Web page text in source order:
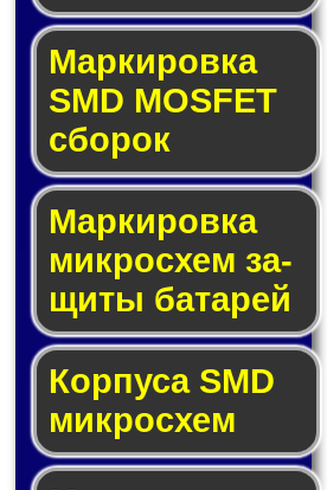
Мар­ки­ров­ка
SMD MOSFET
сбо­рок
Мар­ки­ров­ка
мик­ро­схем за­
щи­ты ба­та­рей
Корпуса SMD
мик­ро­схем